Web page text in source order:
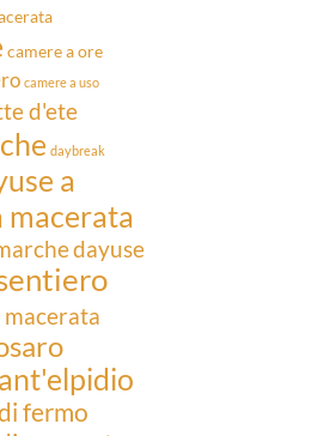
camere a ore
camere a uso
d'ete
daybreak
a
macerata
dayuse
macerata
fermo